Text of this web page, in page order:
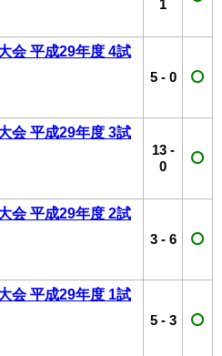
1
会 平成29年度 4試
5- 0
会 平成29年度 3試
13-
0
会 平成29年度 2試
3- 6
会 平成29年度 1試
5- 3